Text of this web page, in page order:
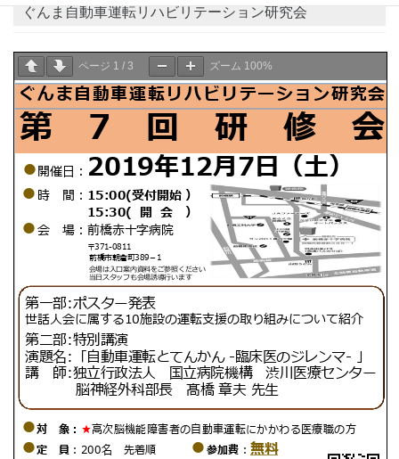
ぐんま自動車運転リハビリテーション研究会
ページ 1 / 3 ズーム 100%